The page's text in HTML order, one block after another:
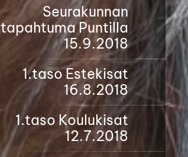
Seurakunnan
tapahtuma Puntilla
15.9.2018
1.taso Estekisat
16.8.2018
1.taso Koulukisat
12.7.2018